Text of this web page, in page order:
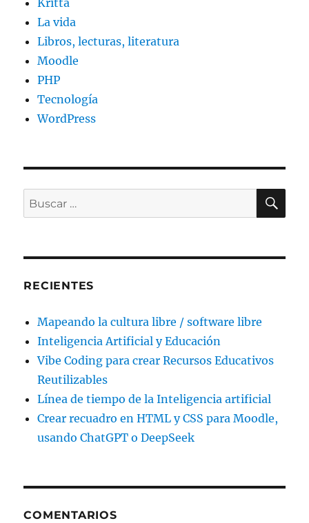
Kritta
La vida
Libros, lecturas, literatura
Moodle
PHP
Tecnología
WordPress
Buscar
por:
RECIENTES
Mapeando la cultura libre / software libre
Inteligencia Artificial y Educación
Vibe Coding para crear Recursos Educativos
Reutilizables
Línea de tiempo de la Inteligencia artificial
Crear recuadro en HTML y CSS para Moodle,
usando ChatGPT o DeepSeek
COMENTARIOS